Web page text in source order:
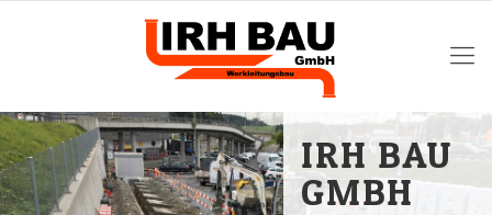
IRH BAU
GMBH